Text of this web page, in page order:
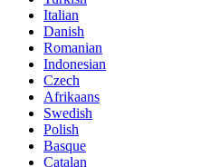
Italian
Danish
Romanian
Indonesian
Czech
Afrikaans
Swedish
Polish
Basque
Catalan